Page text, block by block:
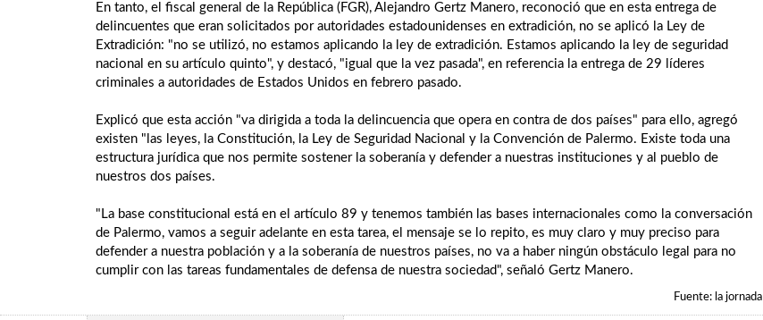
En tanto, el fiscal general de la República (FGR), Alejandro Gertz Manero, reconoció que en esta entrega de
delincuentes que eran solicitados por autoridades estadounidenses en extradición, no se aplicó la Ley de
Extradición: "no se utilizó, no estamos aplicando la ley de extradición. Estamos aplicando la ley de seguridad
nacional en su artículo quinto", y destacó, "igual que la vez pasada", en referencia la entrega de 29 líderes
criminales a autoridades de Estados Unidos en febrero pasado.
Explicó que esta acción "va dirigida a toda la delincuencia que opera en contra de dos países" para ello, agregó
existen "las leyes, la Constitución, la Ley de Seguridad Nacional y la Convención de Palermo. Existe toda una
estructura jurídica que nos permite sostener la soberanía y defender a nuestras instituciones y al pueblo de
nuestros dos países.
"La base constitucional está en el artículo 89 y tenemos también las bases internacionales como la conversación
de Palermo, vamos a seguir adelante en esta tarea, el mensaje se lo repito, es muy claro y muy preciso para
defender a nuestra población y a la soberanía de nuestros países, no va a haber ningún obstáculo legal para no
cumplir con las tareas fundamentales de defensa de nuestra sociedad", señaló Gertz Manero.
Fuente: la jornada